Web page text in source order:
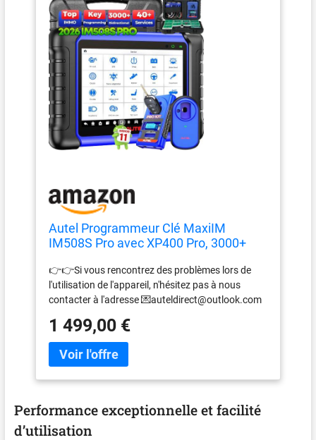
Autel Programmeur Clé MaxiIM
IM508S Pro avec XP400 Pro, 3000+
👉👉Si vous rencontrez des problèmes lors de
l'utilisation de l'appareil, n'hésitez pas à nous
contacter à l'adresse 💌auteldirect@outlook.com
assistance. Veuillez ne pas tirer de conclusions
hâtives et donnez-nous l'opportunité de vous
aider. 📢📢【Mise à Jour & Langues Grat-uites 2
★auteldirect@outlook.com★ si vous avez besoin
changer langue du menu. "mise à jour grat-uite un
an" passera automatiquement à une mise à jour
1 499,00 €
Performance exceptionnelle et facilité
d’utilisation